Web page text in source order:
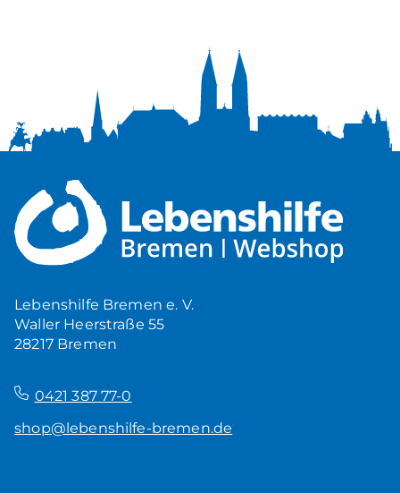
Lebenshilfe Bremen e. V.
Waller Heerstraße 55
28217 Bremen
0421 387 77-0
shop@lebenshilfe-bremen.de